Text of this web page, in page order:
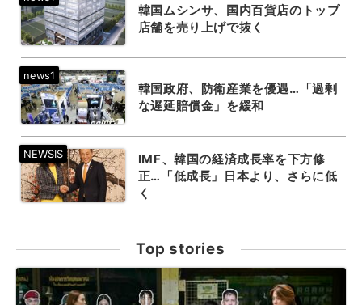
韓国ムシンサ、国内百貨店のトップ
店舗を売り上げで抜く
韓国政府、防衛産業を優遇…「過剰
な遅延賠償金」を緩和
IMF、韓国の経済成長率を下方修
正…「低成長」日本より、さらに低
く
Top stories